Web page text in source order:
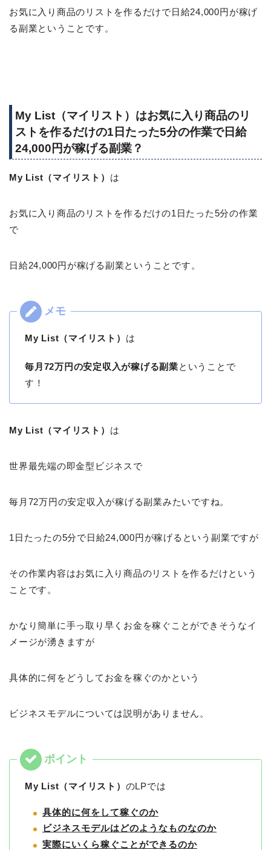
お気に入り商品のリストを作るだけで日給24,000円が稼げ
る副業ということです。
My List（マイリスト）はお気に入り商品のリ
ストを作るだけの1日たった5分の作業で日給
24,000円が稼げる副業？
My List（マイリスト） は
お気に入り商品のリストを作るだけの1日たった5分の作業
で
日給24,000円が稼げる副業ということです。
My List（マイリスト） は
毎月72万円の安定収入が稼げる副業ということで
す！
My List（マイリスト） は
世界最先端の即金型ビジネスで
毎月72万円の安定収入が稼げる副業みたいですね。
1日たったの5分で日給24,000円が稼げるという副業ですが
その作業内容はお気に入り商品のリストを作るだけという
ことです。
かなり簡単に手っ取り早くお金を稼ぐことができそうなイ
メージが湧きますが
具体的に何をどうしてお金を稼ぐのかという
ビジネスモデルについては説明がありません。
My List（マイリスト） のLPでは
具体的に何をして稼ぐのか
ビジネスモデルはどのようなものなのか
実際にいくら稼ぐことができるのか